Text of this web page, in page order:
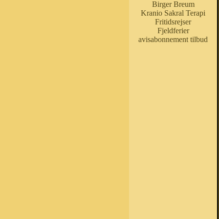
Birger Breum
Kranio Sakral Terapi
Fritidsrejser
Fjeldferier
avisabonnement tilbud